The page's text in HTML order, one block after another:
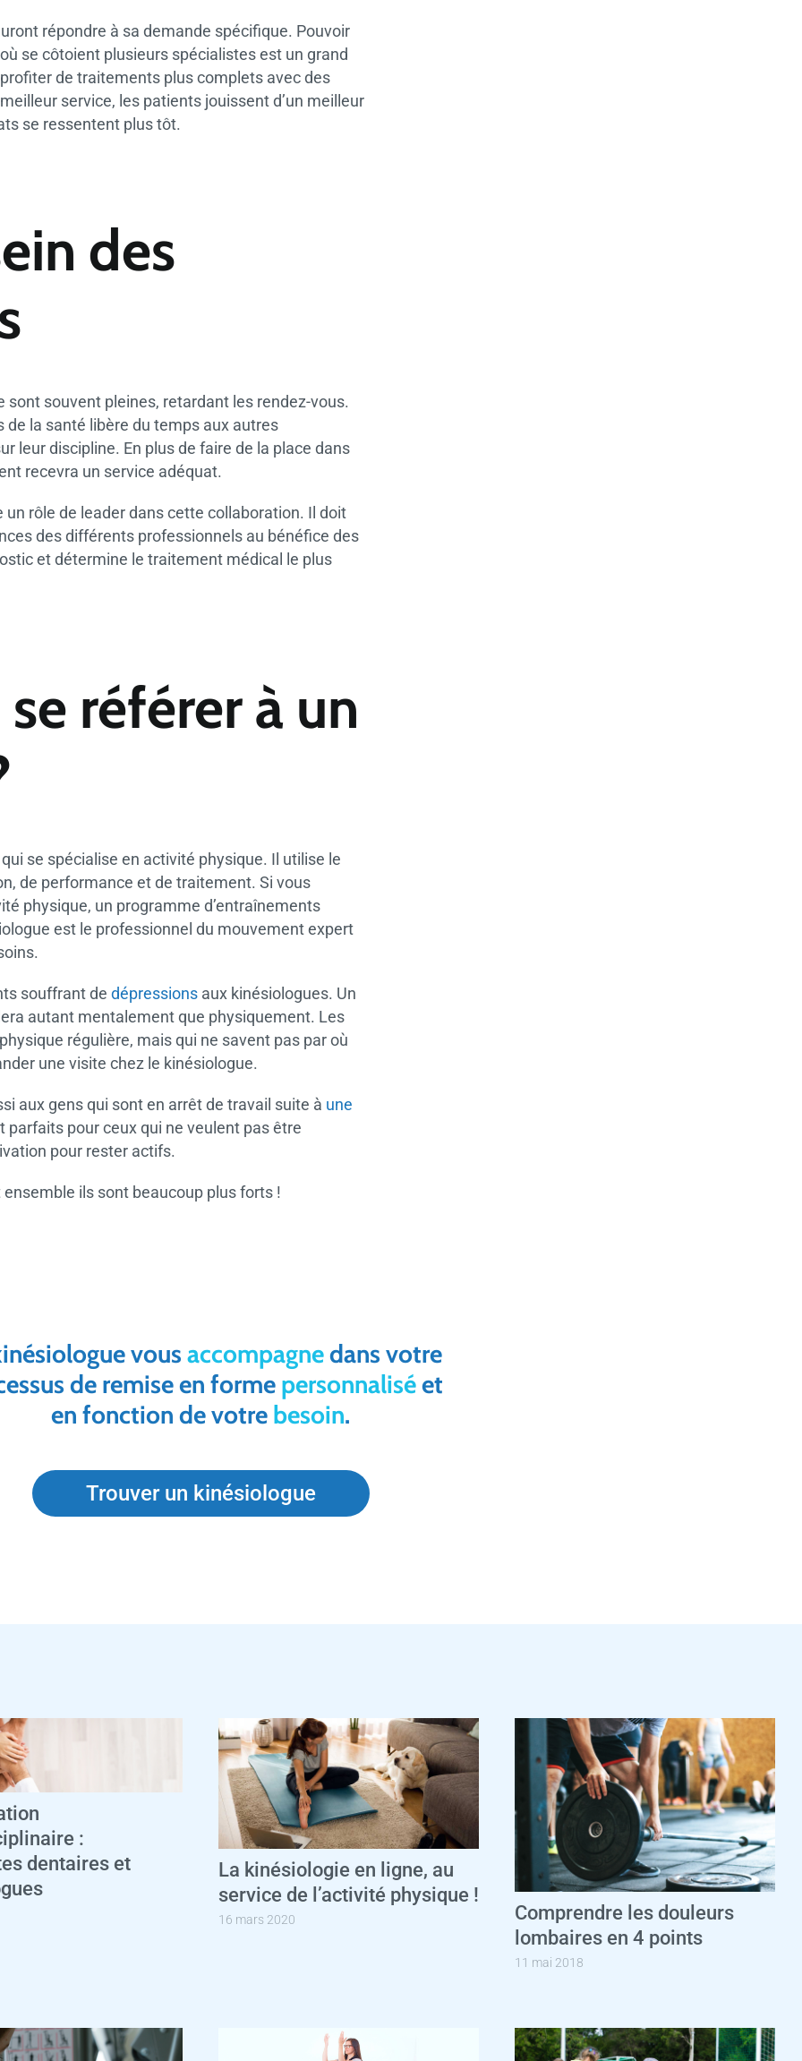
répondre à sa demande spécifique. Pouvoir
se côtoient plusieurs spécialistes est un grand
de traitements plus complets avec des
service, les patients jouissent d’un meilleur
se ressentent plus tôt.
des
sont souvent pleines, retardant les rendez-vous.
la santé libère du temps aux autres
leur discipline. En plus de faire de la place dans
recevra un service adéquat.
rôle de leader dans cette collaboration. Il doit
des différents professionnels au bénéfice des
et détermine le traitement médical le plus
référer à un
se spécialise en activité physique. Il utilise le
de performance et de traitement. Si vous
physique, un programme d’entraînements
est le professionnel du mouvement expert
souffrant de dépressionsaux kinésiologues. Un
autant mentalement que physiquement. Les
régulière, mais qui ne savent pas par où
une visite chez le kinésiologue.
aux gens qui sont en arrêt de travail suite à une
pour ceux qui ne veulent pas être
pour rester actifs.
ils sont beaucoup plus forts !
vous accompagnedans votre
de remise en forme personnaliséet
en fonction de votre besoin.
Trouver un kinésiologue
:
dentaires et
La kinésiologie en ligne, au
service de l’activité physique !
16 mars 2020
Comprendre les douleurs
lombaires en 4 points
11 mai 2018